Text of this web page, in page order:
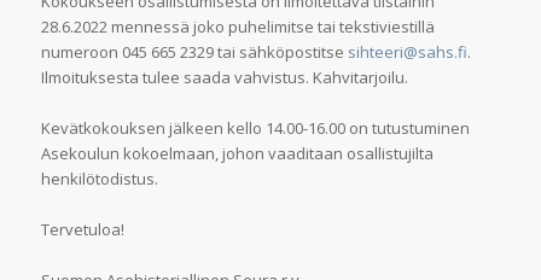
28.6.2022 mennessä joko puhelimitse tai tekstiviestillä
numeroon 045 665 2329 tai sähköpostitse sihteeri@sahs.fi.
Ilmoituksesta tulee saada vahvistus. Kahvitarjoilu.
Kevätkokouksen jälkeen kello 14.00-16.00 on tutustuminen
Asekoulun kokoelmaan, johon vaaditaan osallistujilta
henkilötodistus.
Tervetuloa!